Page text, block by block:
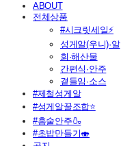
ABOUT
전체상품
#시크릿세일⚡
성게알(우니)·알
회·해산물
간편식·안주
곁들임·소스
#제철성게알
#성게알꿀조합⭐
#홈술안주🍶
#초밥만들기🍣